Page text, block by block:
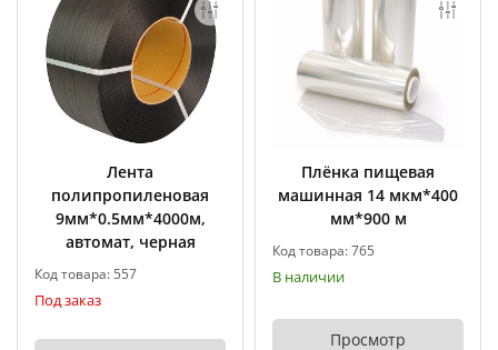
Лента
полипропиленовая
9мм*0.5мм*4000м,
автомат, черная
Код товара: 557
Под заказ
Плёнка пищевая
машинная 14 мкм*400
мм*900 м
Код товара: 765
В наличии
Просмотр